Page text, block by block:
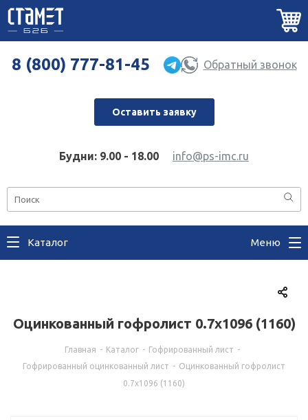
8 (800) 777-81-45 Обратный звонок
Оставить заявку
Будни: 9.00 - 18.00 info@ps-imc.ru
Каталог Меню
Оцинкованный гофролист 0.7x1096 (1160)
Главная - Каталог - Гофрированный лист -
Гофрированный оцинкованный лист - Оцинкованный гофролист
0.7x1096 (1160)